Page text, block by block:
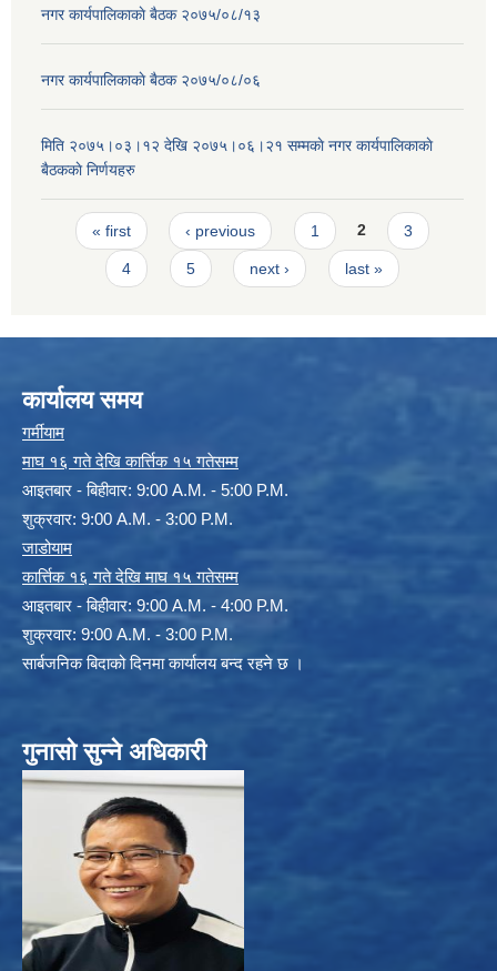
नगर कार्यपालिकाकाे बैठक २०७५/०८/१३
नगर कार्यपालिकाकाे बैठक २०७५/०८/०६
मिति २०७५।०३।१२ देखि २०७५।०६।२१ सम्मकाे नगर कार्यपालिकाकाे
बैठककाे निर्णयहरु
Pages
« first ‹ previous 1 2 3
4 5 next › last »
कार्यालय समय
गर्मीयाम
माघ १६ गते देखि कार्त्तिक १५ गतेसम्म
आइतबार - बिहीवार: 9:00 A.M. - 5:00 P.M.
शुक्रवार: 9:00 A.M. - 3:00 P.M.
जाडोयाम
कार्त्तिक १६ गते देखि माघ १५ गतेसम्म
आइतबार - बिहीवार: 9:00 A.M. - 4:00 P.M.
शुक्रवार: 9:00 A.M. - 3:00 P.M.
सार्बजनिक बिदाको दिनमा कार्यालय बन्द रहने छ ।
गुनासो सुन्ने अधिकारी